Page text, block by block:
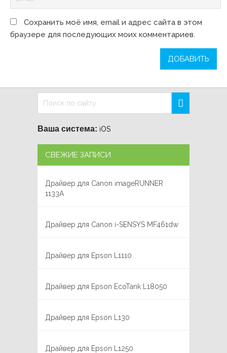
Сохранить моё имя, email и адрес сайта в этом
браузере для последующих моих комментариев.
Ваша система: iOS
СВЕЖИЕ ЗАПИСИ
Драйвер для Canon imageRUNNER
1133A
Драйвер для Canon i-SENSYS MF461dw
Драйвер для Epson L1110
Драйвер для Epson EcoTank L18050
Драйвер для Epson L130
Драйвер для Epson L1250